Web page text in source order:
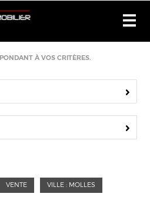
À VOS CRITÈRES.
VENTE VILLE : MOLLES